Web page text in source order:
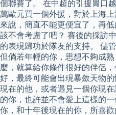
個聯賽了。 在中超的引援胃口
萬歐元買一個外援，對於上海
來說，簡直不能更便宜了，再
該不會考慮了吧？ 賽後的採訪
的表現歸功於隊友的支持。 儘
但倘若年輕的你，思想不夠成
麼，就算給你條件很好的伴侶
好，最終可能會出現暴斂天物
現在的他，或者遇見一個你現
的你，也許並不會愛上這樣的
你，和十年後現在的你，所喜